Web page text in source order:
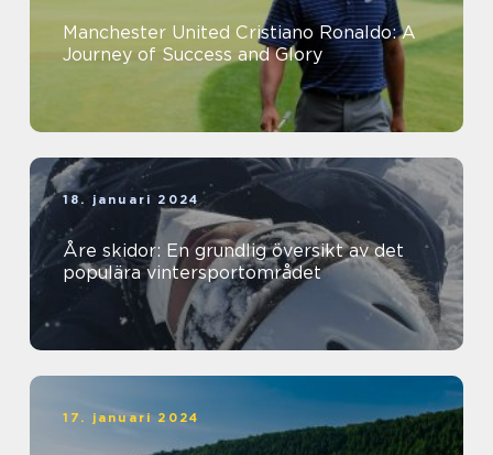
Manchester United Cristiano Ronaldo: A
Journey of Success and Glory
18. januari 2024
Åre skidor: En grundlig översikt av det
populära vintersportområdet
17. januari 2024